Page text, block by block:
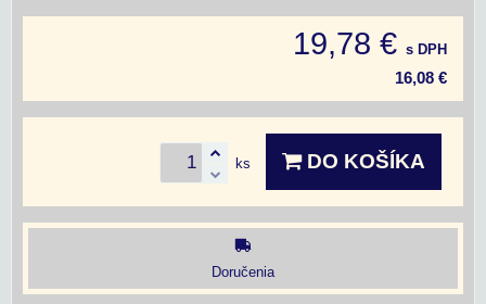
19,78 € s DPH
16,08 €
ks DO KOŠÍKA
Doručenia